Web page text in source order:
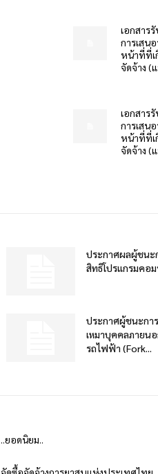
เอกสาร
การเสน
หน้าที่ที่เ
จัดจ้าง (
เอกสาร
การเสน
หน้าที่ที่เ
จัดจ้าง (
ประกาศผลผู้ชนะ
สิทธิโปรแกรมคอม
ประกาศผู้ชนะกา
เหมาบุคคลภายน
รถไฟฟ้า (Fork...
..ยอดนิยม..